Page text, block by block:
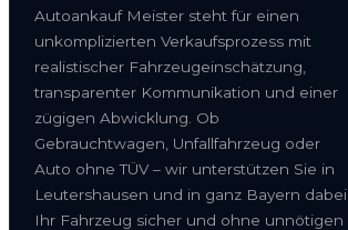
Autoankauf Meister steht für einen
unkomplizierten Verkaufsprozess mit
realistischer Fahrzeugeinschätzung,
transparenter Kommunikation und einer
zügigen Abwicklung. Ob
Gebrauchtwagen, Unfallfahrzeug oder
Auto ohne TÜV – wir unterstützen Sie in
Leutershausen und in ganz Bayern dabei,
Ihr Fahrzeug sicher und ohne unnötigen